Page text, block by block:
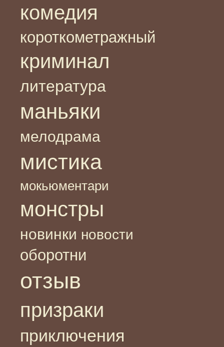
комедия
короткометражный
криминал
литература
маньяки
мелодрама
мистика
мокьюментари
монстры
новинки новости
оборотни
отзыв
призраки
приключения